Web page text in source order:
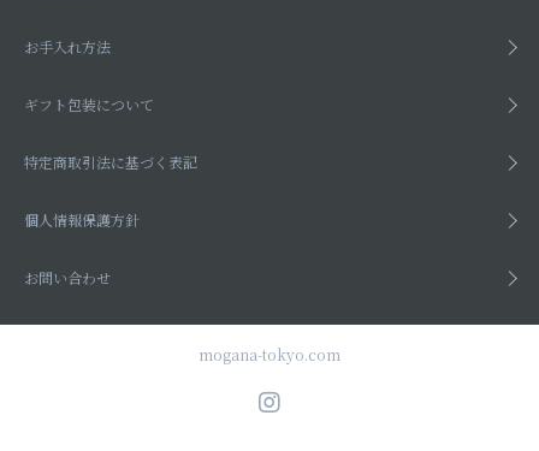
お手入れ方法
ギフト包装について
特定商取引法に基づく表記
個人情報保護方針
お問い合わせ
mogana-tokyo.com